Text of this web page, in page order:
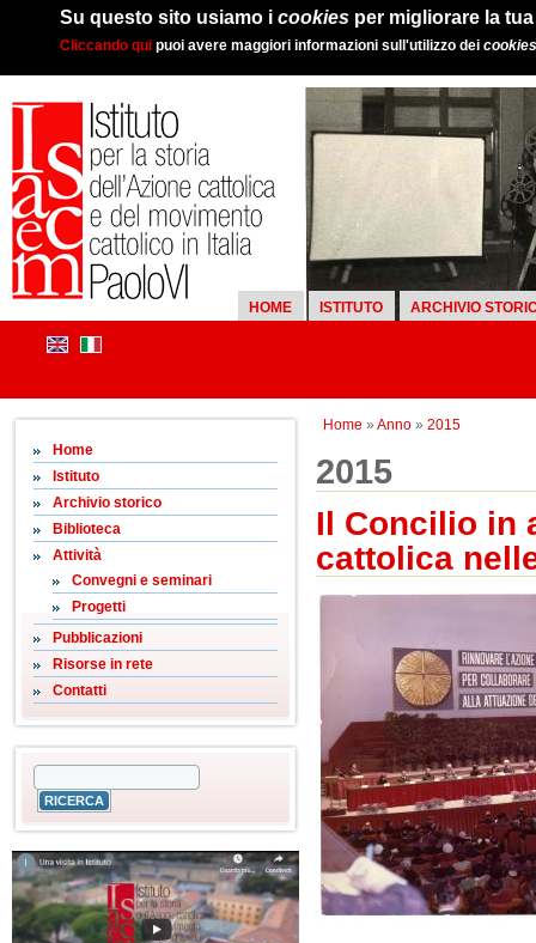
Su questo sito usiamo i cookies per migliorare la
Cliccando qui puoi avere maggiori informazioni sull'utilizzo dei cookies
HOME ISTITUTO ARCHIVIO
Home » Anno» 2015
Home
Istituto
Archivio storico
Biblioteca
Attività
Convegni e seminari
Progetti
Pubblicazioni
Risorse in rete
Contatti
2015
Il Concilio in
cattolica